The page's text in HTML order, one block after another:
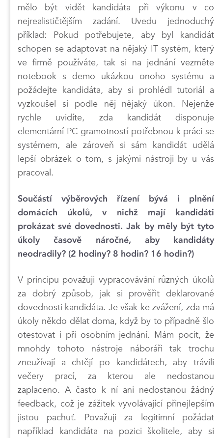
mělo být vidět kandidáta při výkonu v co
nejrealističtějším zadání. Uvedu jednoduchý
příklad: Pokud potřebujete, aby byl kandidát
schopen se adaptovat na nějaký IT systém, který
ve firmě používáte, tak si na jednání vezměte
notebook s demo ukázkou onoho systému a
požádejte kandidáta, aby si prohlédl tutoriál a
vyzkoušel si podle něj nějaký úkon. Nejenže
rychle uvidíte, zda kandidát disponuje
elementární PC gramotností potřebnou k práci se
systémem, ale zároveň si sám kandidát udělá
lepší obrázek o tom, s jakými nástroji by u vás
pracoval.
Součástí výběrových řízení bývá i plnění
domácích úkolů, v nichž mají kandidáti
prokázat své dovednosti. Jak by měly být tyto
úkoly časově náročné, aby kandidáty
neodradily? (2 hodiny? 8 hodin? 16 hodin?)
V principu považuji vypracovávání různých úkolů
za dobrý způsob, jak si prověřit deklarované
dovednosti kandidáta. Je však ke zvážení, zda má
úkoly někdo dělat doma, když by to případně šlo
otestovat i při osobním jednání. Mám pocit, že
mnohdy tohoto nástroje náboráři tak trochu
zneužívají a chtějí po kandidátech, aby trávili
večery prací, za kterou ale nedostanou
zaplaceno. A často k ní ani nedostanou žádný
feedback, což je zážitek vyvolávající přinejlepším
jistou pachuť. Považuji za legitimní požádat
například kandidáta na pozici školitele, aby si